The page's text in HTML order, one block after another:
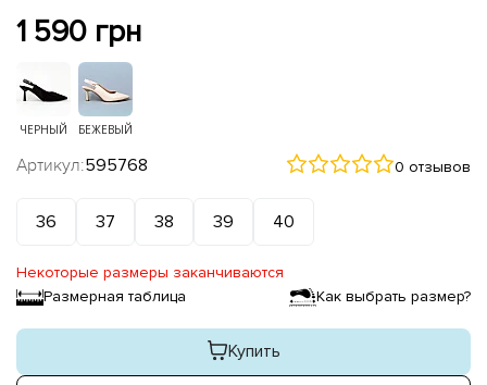
1 590 грн
ЧЕРНЫЙ БЕЖЕВЫЙ
Артикул:595768 0 отзывов
36 37 38 39 40
Некоторые размеры заканчиваются
Размерная таблица
Как выбрать размер?
Купить